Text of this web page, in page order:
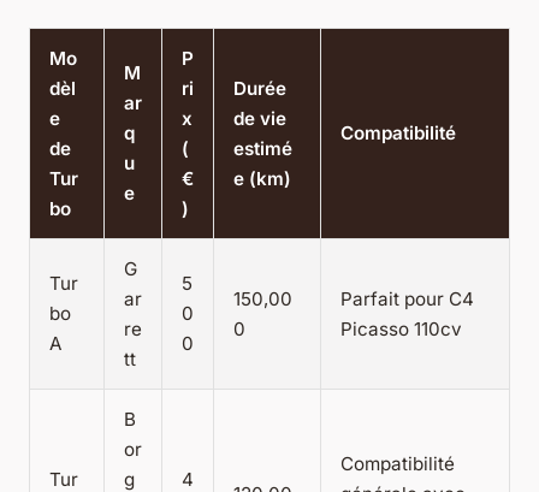
Mo
dèl
e
de
Tur
bo
M
ar
q
u
e
P
ri
x
(
€
)
Durée
de vie
estimé
e (km)
Compatibilité
Tur
bo
A
G
ar
re
tt
5
0
0
150,00
0
Parfait pour C4
Picasso 110cv
Tur
B
or
g
4
Compatibilité